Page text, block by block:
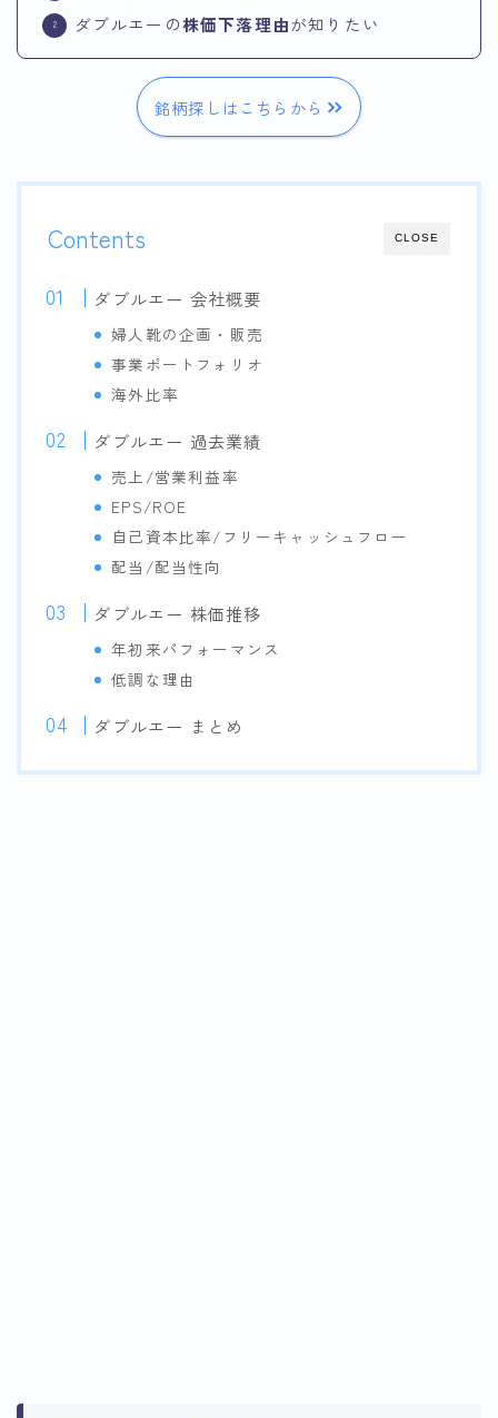
ダブルエーの株価下落理由が知りたい
銘柄探しはこちらから
CLOSE
Contents
ダブルエー 会社概要
婦人靴の企画・販売
事業ポートフォリオ
海外比率
ダブルエー 過去業績
売上/営業利益率
EPS/ROE
自己資本比率/フリーキャッシュフロー
配当/配当性向
ダブルエー 株価推移
年初来パフォーマンス
低調な理由
ダブルエー まとめ